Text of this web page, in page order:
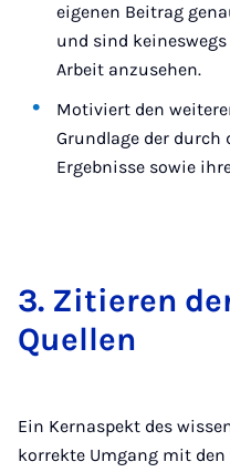
eigenen Beitrag
und sind
Arbeit anzusehen.
Motiviert den
Grundlage der durch
Ergebnisse sowie
3. Zi­tie­ren
Quel­len
Ein Kernaspekt des
korrekte Umgang mit den